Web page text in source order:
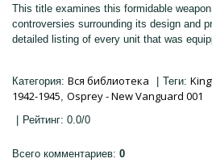
This title examines this formidable
controversies surrounding its design and
detailed listing of every unit that was
Категория: Вся библиотека Теги:
1942-1945, Osprey - New Vanguard 001
Рейтинг: 0.0/0
Всего комментариев: 0